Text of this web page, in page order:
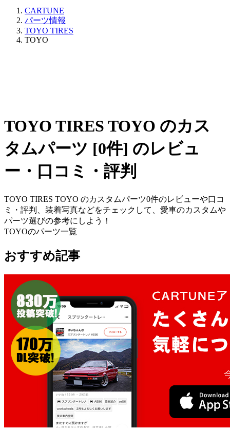
CARTUNE
パーツ情報
TOYO TIRES
TOYO
TOYO TIRES TOYO のカス
タムパーツ [0件] のレビュ
ー・口コミ・評判
TOYO TIRES TOYO のカスタムパーツ0件のレビューや口コ
ミ・評判、装着写真などをチェックして、愛車のカスタムや
パーツ選びの参考にしよう！
TOYOのパーツ一覧
おすすめ記事